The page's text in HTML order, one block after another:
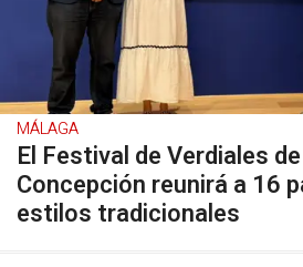
MÁLAGA
El Festival de Verdiales
Concepción reunirá a 16
estilos tradicionales